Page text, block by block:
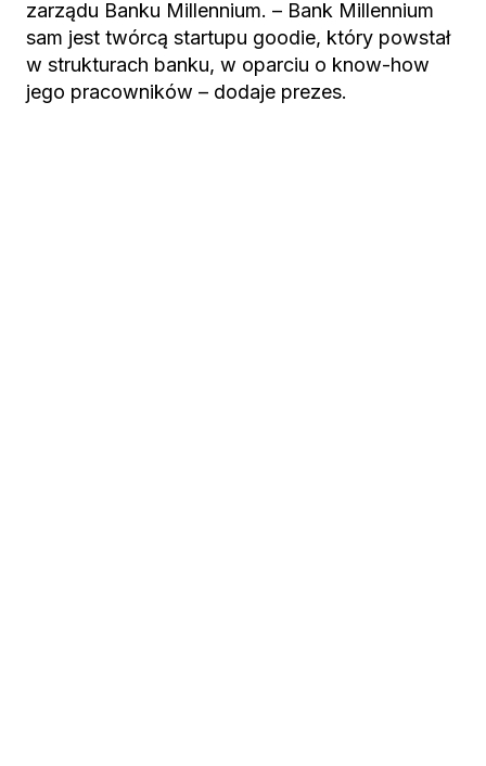
zarządu Banku Millennium. – Bank Millennium
sam jest twórcą startupu goodie, który powstał
w strukturach banku, w oparciu o know-how
jego pracowników – dodaje prezes.